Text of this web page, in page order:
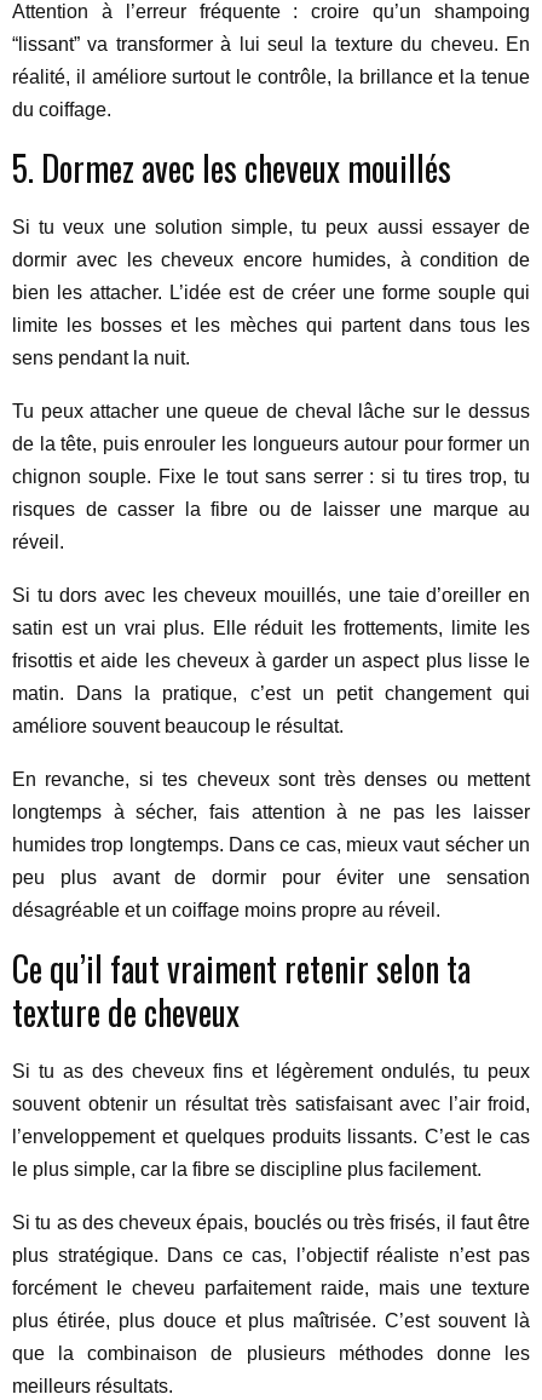
Attention à l’erreur fréquente : croire qu’un shampoing
“lissant” va transformer à lui seul la texture du cheveu. En
réalité, il améliore surtout le contrôle, la brillance et la tenue
du coiffage.
5. Dormez avec les cheveux mouillés
Si tu veux une solution simple, tu peux aussi essayer de
dormir avec les cheveux encore humides, à condition de
bien les attacher. L’idée est de créer une forme souple qui
limite les bosses et les mèches qui partent dans tous les
sens pendant la nuit.
Tu peux attacher une queue de cheval lâche sur le dessus
de la tête, puis enrouler les longueurs autour pour former un
chignon souple. Fixe le tout sans serrer : si tu tires trop, tu
risques de casser la fibre ou de laisser une marque au
réveil.
Si tu dors avec les cheveux mouillés, une taie d’oreiller en
satin est un vrai plus. Elle réduit les frottements, limite les
frisottis et aide les cheveux à garder un aspect plus lisse le
matin. Dans la pratique, c’est un petit changement qui
améliore souvent beaucoup le résultat.
En revanche, si tes cheveux sont très denses ou mettent
longtemps à sécher, fais attention à ne pas les laisser
humides trop longtemps. Dans ce cas, mieux vaut sécher un
peu plus avant de dormir pour éviter une sensation
désagréable et un coiffage moins propre au réveil.
Ce qu’il faut vraiment retenir selon ta
texture de cheveux
Si tu as des cheveux fins et légèrement ondulés, tu peux
souvent obtenir un résultat très satisfaisant avec l’air froid,
l’enveloppement et quelques produits lissants. C’est le cas
le plus simple, car la fibre se discipline plus facilement.
Si tu as des cheveux épais, bouclés ou très frisés, il faut être
plus stratégique. Dans ce cas, l’objectif réaliste n’est pas
forcément le cheveu parfaitement raide, mais une texture
plus étirée, plus douce et plus maîtrisée. C’est souvent là
que la combinaison de plusieurs méthodes donne les
meilleurs résultats.